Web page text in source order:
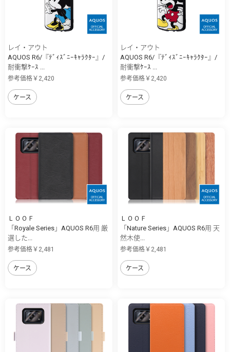
レイ・アウト
AQUOS R6/『ﾃﾞｨｽﾞﾆｰｷｬﾗｸﾀｰ』/
耐衝撃ｹｰｽ ...
参考価格￥2,420
ケース
レイ・アウト
AQUOS R6/『ﾃﾞｨｽﾞﾆｰｷｬﾗｸﾀｰ』/
耐衝撃ｹｰｽ ...
参考価格￥2,420
ケース
ＬＯＯＦ
「Royale Series」AQUOS R6用 厳
選した...
参考価格￥2,481
ケース
ＬＯＯＦ
「Nature Series」AQUOS R6用 天
然木使...
参考価格￥2,481
ケース